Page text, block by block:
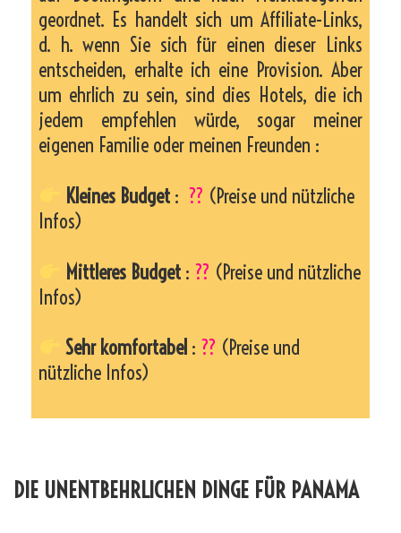
geordnet. Es handelt sich um Affiliate-Links,
d. h. wenn Sie sich für einen dieser Links
entscheiden, erhalte ich eine Provision. Aber
um ehrlich zu sein, sind dies Hotels, die ich
jedem empfehlen würde, sogar meiner
eigenen Familie oder meinen Freunden :
Kleines Budget : ?? (Preise und nützliche
Infos)
Mittleres Budget : ?? (Preise und nützliche
Infos)
Sehr komfortabel : ?? (Preise und
nützliche Infos)
DIE UNENTBEHRLICHEN DINGE FÜR PANAMA